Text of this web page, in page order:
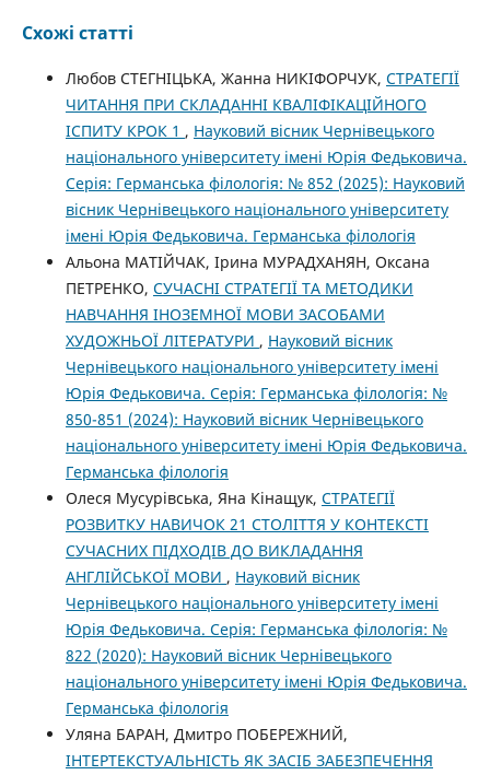
Схожі статті
Любов СТЕГНІЦЬКА, Жанна НИКІФОРЧУК, СТРАТЕГІЇ
ЧИТАННЯ ПРИ СКЛАДАННІ КВАЛІФІКАЦІЙНОГО
ІСПИТУ КРОК 1 , Науковий вісник Чернівецького
національного університету імені Юрія Федьковича.
Серія: Германська філологія: № 852 (2025): Науковий
вісник Чернівецького національного університету
імені Юрія Федьковича. Германська філологія
Альона МАТІЙЧАК, Ірина МУРАДХАНЯН, Оксана
ПЕТРЕНКО, СУЧАСНІ СТРАТЕГІЇ ТА МЕТОДИКИ
НАВЧАННЯ ІНОЗЕМНОЇ МОВИ ЗАСОБАМИ
ХУДОЖНЬОЇ ЛІТЕРАТУРИ , Науковий вісник
Чернівецького національного університету імені
Юрія Федьковича. Серія: Германська філологія: №
850-851 (2024): Науковий вісник Чернівецького
національного університету імені Юрія Федьковича.
Германська філологія
Олеся Мусурівська, Яна Кінащук, СТРАТЕГІЇ
РОЗВИТКУ НАВИЧОК 21 СТОЛІТТЯ У КОНТЕКСТІ
СУЧАСНИХ ПІДХОДІВ ДО ВИКЛАДАННЯ
АНГЛІЙСЬКОЇ МОВИ , Науковий вісник
Чернівецького національного університету імені
Юрія Федьковича. Серія: Германська філологія: №
822 (2020): Науковий вісник Чернівецького
національного університету імені Юрія Федьковича.
Германська філологія
Уляна БАРАН, Дмитро ПОБЕРЕЖНИЙ,
ІНТЕРТЕКСТУАЛЬНІСТЬ ЯК ЗАСІБ ЗАБЕЗПЕЧЕННЯ